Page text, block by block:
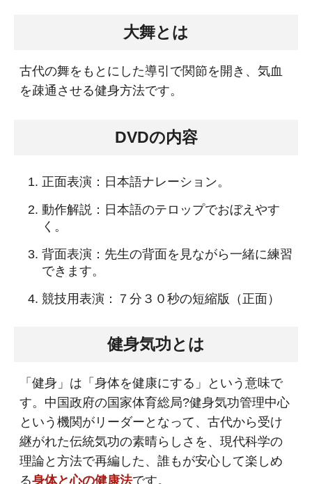
大舞とは
古代の舞をもとにした導引で関節を開き、気血
を疎通させる健身方法です。
DVDの内容
正面表演：日本語ナレーション。
動作解説：日本語のテロップでおぼえやす
く。
背面表演：先生の背面を見ながら一緒に練習
できます。
競技用表演：７分３０秒の短縮版（正面）
健身気功とは
「健身」は「身体を健康にする」という意味で
す。中国政府の国家体育総局?健身気功管理中心
という機関がリーダーとなって、古代から受け
継がれた伝統気功の素晴らしさを、現代科学の
理論と方法で再編した、誰もが安心して楽しめ
る身体と心の健康法です。